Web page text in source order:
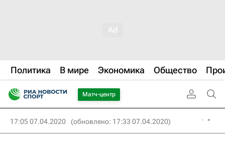
Политика В мире Экономика Общество
Матч-центр
17:05 07.04.2020 (обновлено: 17:33 07.04.2020)